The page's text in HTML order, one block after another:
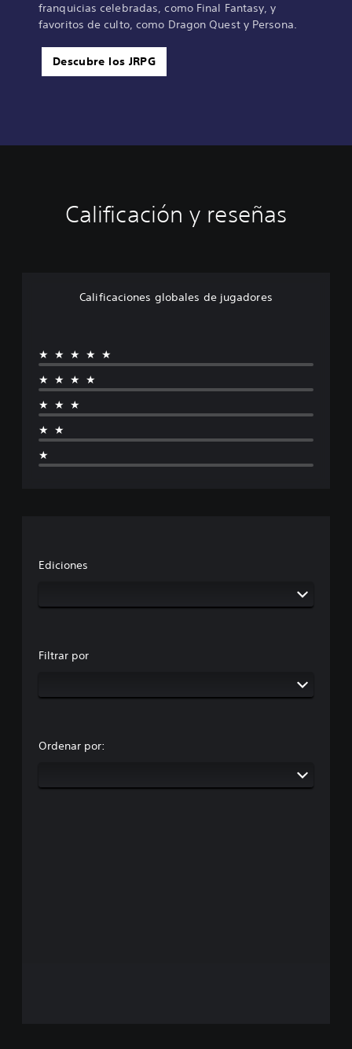
franquicias celebradas, como Final Fantasy, y
favoritos de culto, como Dragon Quest y Persona.
Descubre los JRPG
Calificación y reseñas
Calificaciones globales de jugadores
★★★★★
★★★★
★★★
★★
★
Ediciones
Filtrar por
Ordenar por: